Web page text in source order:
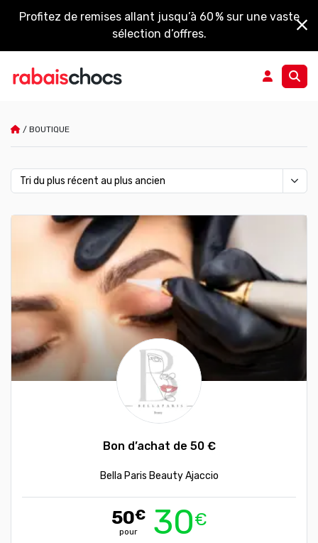
Profitez de remises allant jusqu’à 60 % sur une vaste
sélection d’offres.
/ BOUTIQUE
Boutique
Bon d’achat de 50 €
Bella Paris Beauty Ajaccio
50€
pour 30€